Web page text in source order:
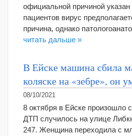
официальной причиной
пациентов вирус
причина, однако
читать дальше »
В Ейске машина сбила
коляске на «зебре», он
08/10/2021
8 октября в Ейске произошло
ДТП случилось на улице
247. Женщина переходила с